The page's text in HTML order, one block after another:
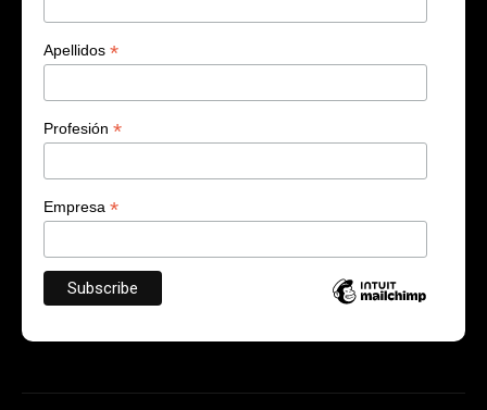
Apellidos *
Profesión *
Empresa *